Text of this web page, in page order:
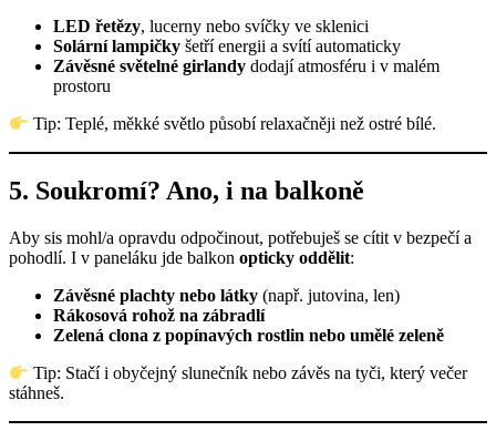
LED řetězy, lucerny nebo svíčky ve sklenici
Solární lampičky šetří energii a svítí automaticky
Závěsné světelné girlandy dodají atmosféru i v malém
prostoru
Tip: Teplé, měkké světlo působí relaxačněji než ostré bílé.
5. Soukromí? Ano, i na balkoně
Aby sis mohl/a opravdu odpočinout, potřebuješ se cítit v bezpečí a
pohodlí. I v paneláku jde balkon opticky oddělit:
Závěsné plachty nebo látky (např. jutovina, len)
Rákosová rohož na zábradlí
Zelená clona z popínavých rostlin nebo umělé zeleně
Tip: Stačí i obyčejný slunečník nebo závěs na tyči, který večer
stáhneš.